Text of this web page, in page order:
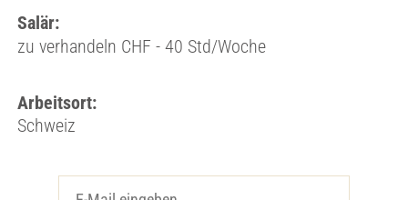
Salär:
zu verhandeln CHF - 40 Std/Woche
Arbeitsort:
Schweiz